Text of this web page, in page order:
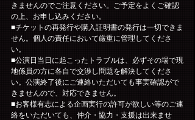
きませんのでご注意ください。ご予定をよくご確認
の上、お申し込みください。
■チケットの再発行や購入証明書の発行は一切できま
せん。個人の責任において厳重に管理してくださ
い。
■公演日当日に起こったトラブルは、必ずその場で現
地係員の方に各自で交渉し問題を解決してくださ
い。公演終了後にご連絡いただいても事実確認がで
きませんので、対応できません。
■お客様有志による企画実行の許可が欲しい等のご連
絡をいただいても、仲介・協力・支援は出来ませ